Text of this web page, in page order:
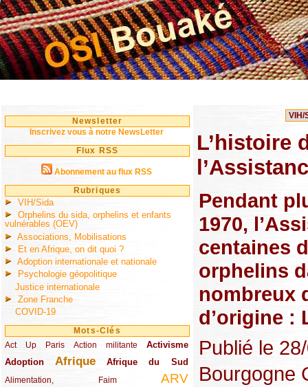
Newsletter
Inscrivez vous à notre NewsLetter
Flux RSS
Abonnement au flux RSS
Rubriques
VIH/Sida
Orphelins du sida, orphelins et enfants
vulnérables (OEV)
Associations, Mobilisations
Et en Afrique, on dit quoi ?
Adoption internationale et nationale
Psychologie géopolitique
Justice internationale
Zone Franche
COVID-19
Mots-Clés
Act Up Paris
(49/289) Action militante
(32/289) Activisme
(73/289)
Adoption
(82/289) Afrique
(161/289) Afrique du Sud
(73/289)
Alimentation, Faim
(48/289) ARV
(203/289)
L’histoire
Pendant
1970,
centaines
orphelins
nombreux
d’origine :
Publié le
Bourgogne